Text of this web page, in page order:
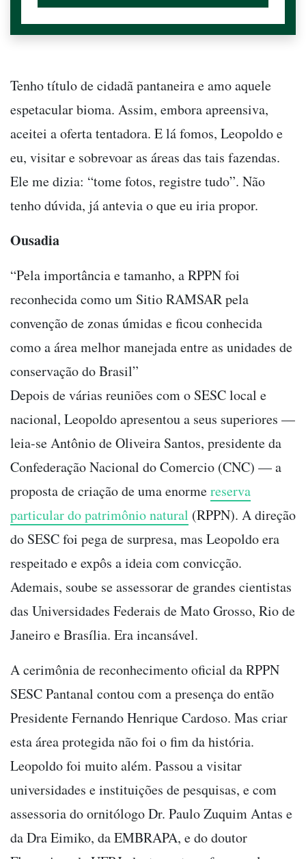
Tenho título de cidadã pantaneira e amo aquele
espetacular bioma. Assim, embora apreensiva,
aceitei a oferta tentadora. E lá fomos, Leopoldo e
eu, visitar e sobrevoar as áreas das tais fazendas.
Ele me dizia: “tome fotos, registre tudo”. Não
tenho dúvida, já antevia o que eu iria propor.
Ousadia
“Pela importância e tamanho, a RPPN foi
reconhecida como um Sitio RAMSAR pela
convenção de zonas úmidas e ficou conhecida
como a área melhor manejada entre as unidades de
conservação do Brasil”
Depois de várias reuniões com o SESC local e
nacional, Leopoldo apresentou a seus superiores —
leia-se Antônio de Oliveira Santos, presidente da
Confederação Nacional do Comercio (CNC) — a
proposta de criação de uma enormereserva
particular do patrimônio natural (RPPN). A direção
do SESC foi pega de surpresa, mas Leopoldo era
respeitado e expôs a ideia com convicção.
Ademais, soube se assessorar de grandes cientistas
das Universidades Federais de Mato Grosso, Rio de
Janeiro e Brasília. Era incansável.
A cerimônia de reconhecimento oficial da RPPN
SESC Pantanal contou com a presença do então
Presidente Fernando Henrique Cardoso. Mas criar
esta área protegida não foi o fim da história.
Leopoldo foi muito além. Passou a visitar
universidades e instituições de pesquisas, e com
assessoria do ornitólogo Dr. Paulo Zuquim Antas e
da Dra Eimiko, da EMBRAPA, e do doutor